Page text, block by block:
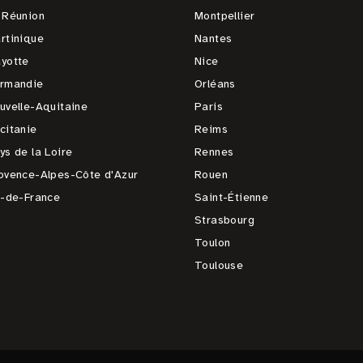
Aquitaine
de la Loire
Alpes-Côte d'Azur
de-France
Montpellier
Nantes
Nice
Orléans
Paris
Reims
Rennes
Rouen
Saint-Étienne
Strasbourg
Toulon
Toulouse